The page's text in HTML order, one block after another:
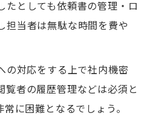
たとしても依頼書の管理・ロ
担当者は無駄な時間を費や
の対応をする上で社内機密
覧者の履歴管理などは必須と
に困難となるでしょう。